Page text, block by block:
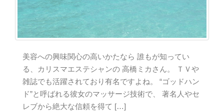
美容への興味関心の高いかたなら 誰もが知ってい
る、カリスマエステシャンの 高橋ミカさん。 ＴＶや
雑誌でも活躍されており有名ですよね。 “ゴッドハン
ド”と呼ばれる彼女のマッサージ技術で、 著名人やセ
レブから絶大な信頼を得て […]